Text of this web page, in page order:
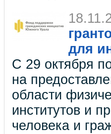
для
С 29 октября
на
области
институтов и
человека и